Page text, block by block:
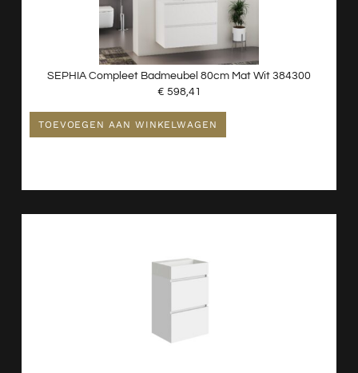
SEPHIA Compleet Badmeubel 80cm Mat Wit 384300
€ 598,41
TOEVOEGEN AAN WINKELWAGEN